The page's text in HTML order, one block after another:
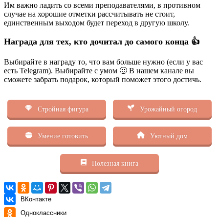
Им важно ладить со всеми преподавателями, в противном
случае на хорошие отметки рассчитывать не стоит,
единственным выходом будет переход в другую школу.
Награда для тех, кто дочитал до самого конца 👍
Выбирайте в награду то, что вам больше нужно (если у вас
есть Telegram). Выбирайте с умом 🙂 В нашем канале вы
сможете забрать подарок, который поможет этого достичь.
Стройная фигура Урожайный огород
Умение готовить Уютный дом
Полезная книга
ВКонтакте
Одноклассники